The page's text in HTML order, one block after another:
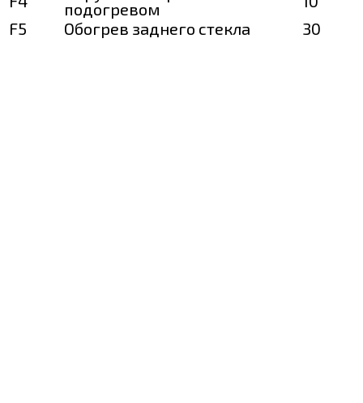
подогревом
F5
Обогрев заднего стекла 30